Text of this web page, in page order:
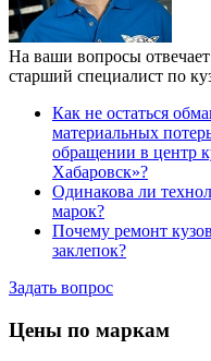
На ваши вопросы отвечает
старший специалист по
Как не остаться
материальных
обращении в центр
Хабаровск»?
Одинакова ли
марок?
Почему ремонт
заклепок?
Задать вопрос
Цены по маркам